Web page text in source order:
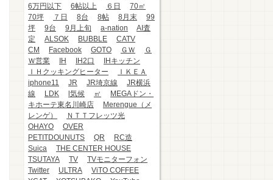
6万円以下
6帖以上 ６日
70㎡
70坪
７日 8台 8帖 8月末
99
坪
9台 9月上旬 a-nation
AI査
定
ALSOK BUBBLE
CATV
CM
Facebook GOTO ＧＷ
Ｇ
Ｗ営業
IH IH2口
IHキッチン
ＩＨクッキングヒーター
ＩＫＥＡ
iphone11
JR JR埼京線
JR横浜
線
LDK l気候 ㎡
MEGAドン・
キホーテ東名川崎店
Merengue（メ
レンゲ）
ＮＴＴフレッツ光
OHAYO
OVER
PETITDOUNUTS
QR
RC造
Suica
THE CENTER HOUSE
TSUTAYA
TV
TVモニターフォン
Twitter
ULTRA
ViTO COFFEE